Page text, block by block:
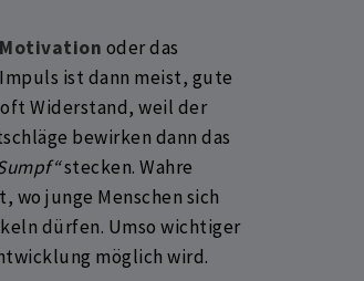
oder das
ist dann meist, gute
Widerstand, weil der
bewirken dann das
stecken. Wahre
junge Menschen sich
dürfen. Umso wichtiger
möglich wird.